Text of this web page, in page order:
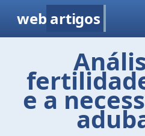
web artigos
e a